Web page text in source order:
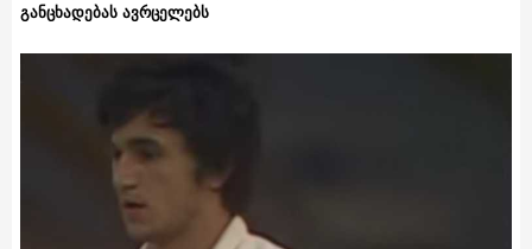
განცხადებას ავრცელებს